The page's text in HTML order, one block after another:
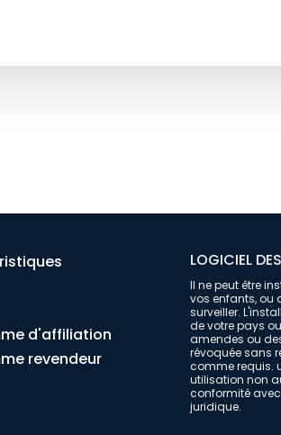
d'affiliation
revendeur
LOGICIEL
Il ne peut être
vos enfants, ou
surveiller.
de votre pays
amendes ou
révoquée sans
comme requis.
utilisation non
conformité
juridique.